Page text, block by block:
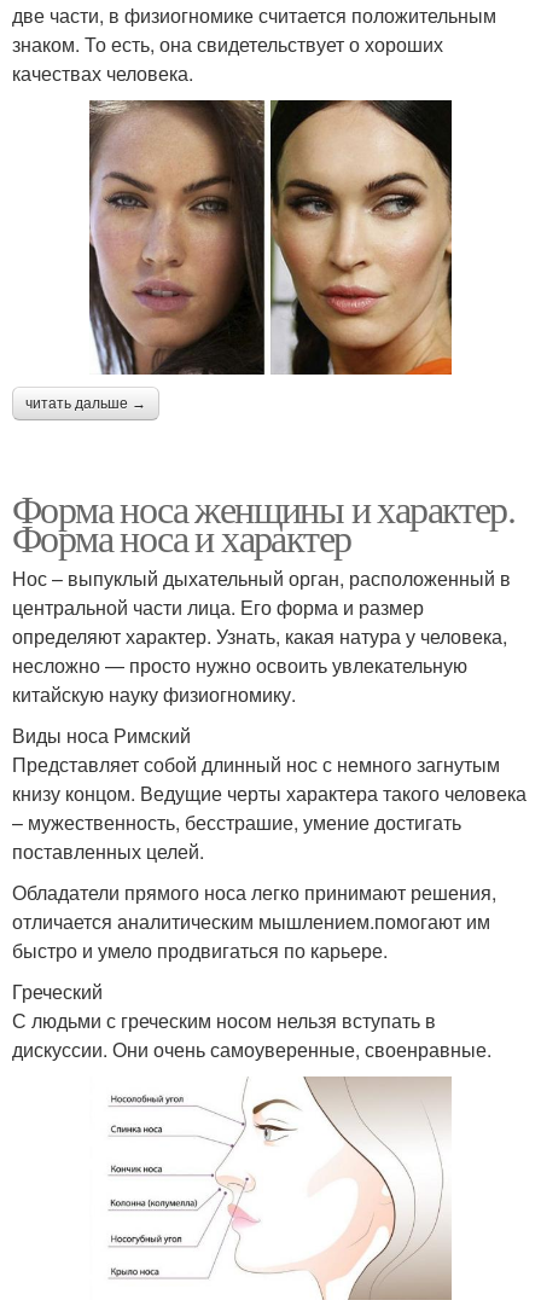
две части, в физиогномике считается положительным
знаком. То есть, она свидетельствует о хороших
качествах человека.
читать дальше →
Форма носа женщины и характер.
Форма носа и характер
Нос – выпуклый дыхательный орган, расположенный в
центральной части лица. Его форма и размер
определяют характер. Узнать, какая натура у человека,
несложно — просто нужно освоить увлекательную
китайскую науку физиогномику.
Виды носа Римский
Представляет собой длинный нос с немного загнутым
книзу концом. Ведущие черты характера такого человека
– мужественность, бесстрашие, умение достигать
поставленных целей.
Обладатели прямого носа легко принимают решения,
отличается аналитическим мышлением.помогают им
быстро и умело продвигаться по карьере.
Греческий
С людьми с греческим носом нельзя вступать в
дискуссии. Они очень самоуверенные, своенравные.